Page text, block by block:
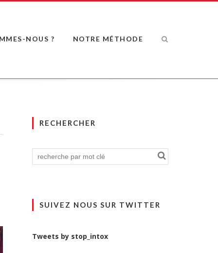
NOUS ? NOTRE MÉTHODE
RECHERCHER
SUIVEZ NOUS SUR TWITTER
Tweets by stop_intox